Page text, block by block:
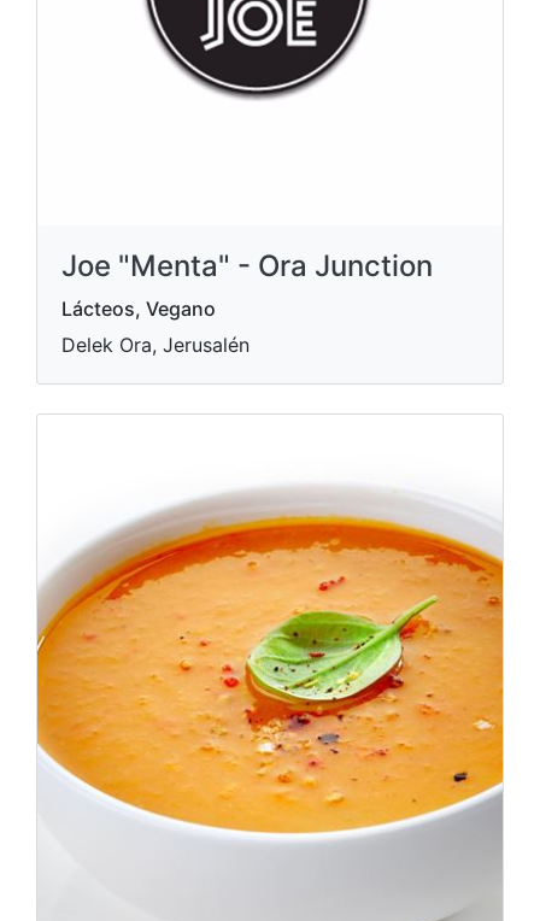
Joe "Menta" - Ora Junction
Lácteos, Vegano
Delek Ora, Jerusalén